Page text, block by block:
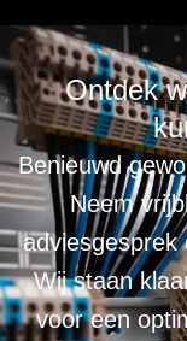
Ontdek
Benieuwd
Neem
Wij staan
voor een